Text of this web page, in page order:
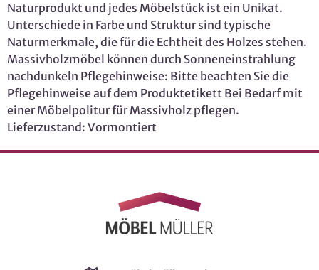
Naturprodukt und jedes Möbelstück ist ein Unikat.
Unterschiede in Farbe und Struktur sind typische
Naturmerkmale, die für die Echtheit des Holzes stehen.
Massivholzmöbel können durch Sonneneinstrahlung
nachdunkeln Pflegehinweise: Bitte beachten Sie die
Pflegehinweise auf dem Produktetikett Bei Bedarf mit
einer Möbelpolitur für Massivholz pflegen.
Lieferzustand: Vormontiert